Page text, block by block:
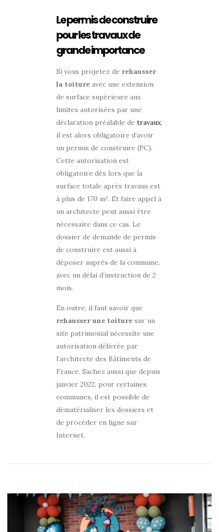
Le permis de construire
pour les travaux de
grande importance
Si vous projetez de rehausser
la toiture avec une extension
de surface supérieure aux
limites autorisées par une
déclaration préalable de travaux,
il est alors obligatoire d’avoir
un permis de construire (PC).
Cette autorisation est
obligatoire dès lors que la
surface totale après travaux est
à plus de 170 m². Et faire appel à
un architecte peut aussi être
nécessaire dans ce cas. Le
dossier de demande de permis
de construire est aussi à
déposer auprès de la commune,
avec un délai d’instruction de 2
mois.
En outre, il faut savoir que
rehausser une toiture sur un
site patrimonial nécessite une
autorisation délivrée par
l’architecte des Bâtiments de
France. Sachez aussi que depuis
janvier 2022, pour certaines
communes, il est possible de
dématérialiser les dossiers et
de procéder en ligne sur
Internet.